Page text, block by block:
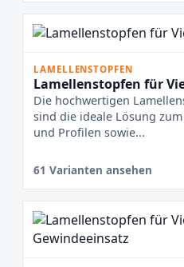
LAMELLENSTOPFEN
Lamellenstopfen für
Die hochwertigen
sind die ideale Lösung
und Profilen sowie...
61 Varianten ansehen